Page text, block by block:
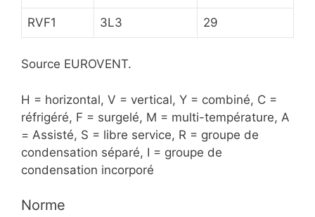
RVF1 3L3 29
Source EUROVENT.
H = horizontal, V = vertical, Y = combiné, C =
réfrigéré, F = surgelé, M = multi-température, A
= Assisté, S = libre service, R = groupe de
condensation séparé, I = groupe de
condensation incorporé
Norme